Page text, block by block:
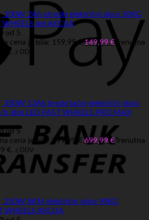
100W 2Ah otroški električni skiro 50KG
bel AKCIJA
od 5
cena je bila: 159,99 €.149,99 € Trenutna
€. z DDV
350W 13Ah brezkrtačni električni skiro
disk LED FAST WHEELS PRO MAX
od 5
cena je bila: 799,99 €.699,99€Trenutna
€. z DDV
250W 8KM električni skiro 90KG
WHEELS AKCIJA